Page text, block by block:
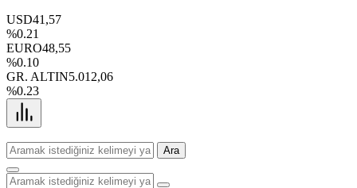
USD41,57
%0.21
EURO48,55
%0.10
GR. ALTIN5.012,06
%0.23
Ara